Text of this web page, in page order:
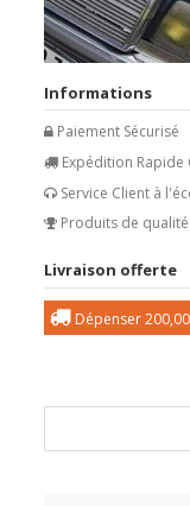
Informations
Paiement Sécurisé
Expédition
Service Client à
Produits de
Livraison offerte
Dépenser